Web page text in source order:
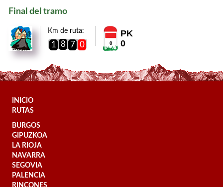
Final del tramo
Km de ruta:
1 8 7 0 0
PK
0
INICIO
RUTAS
BURGOS
GIPUZKOA
LA RIOJA
NAVARRA
SEGOVIA
PALENCIA